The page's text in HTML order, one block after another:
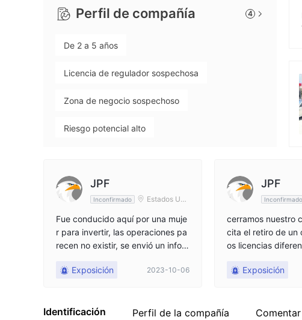
9
Perfil de compañía 4
De 2 a 5 años
Licencia de regulador sospechosa
Zona de negocio sospechoso
Riesgo potencial alto
JPF
Inconfirmado
Estados Uni
Fue conducido aquí por una muje
r para invertir, las operaciones pa
recen no existir, se envió un infor
hora piden actualizar el software.
Exposición 2023-10-06
JPF
Inconfirmado
cerramos nuestro
cita el retiro de un
os licencias
Exposición
Identificación Perfil de la compañía Comentar